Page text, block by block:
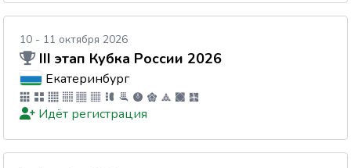
10 - 11 октября 2026
III этап Кубка России 2026
Екатеринбург
Идёт регистрация